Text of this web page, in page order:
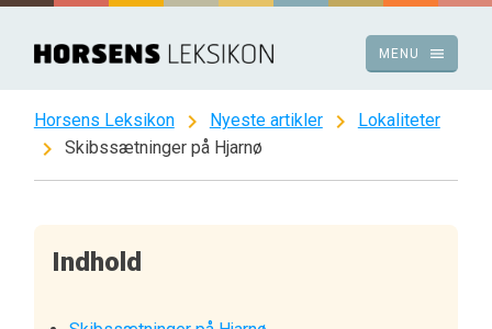
Spring
indhold
menu
MENU
Horsens Leksikon chevron_right Nyeste artikler chevron_right Lokaliteter
chevron_right Skibssætninger på Hjarnø
Indhold